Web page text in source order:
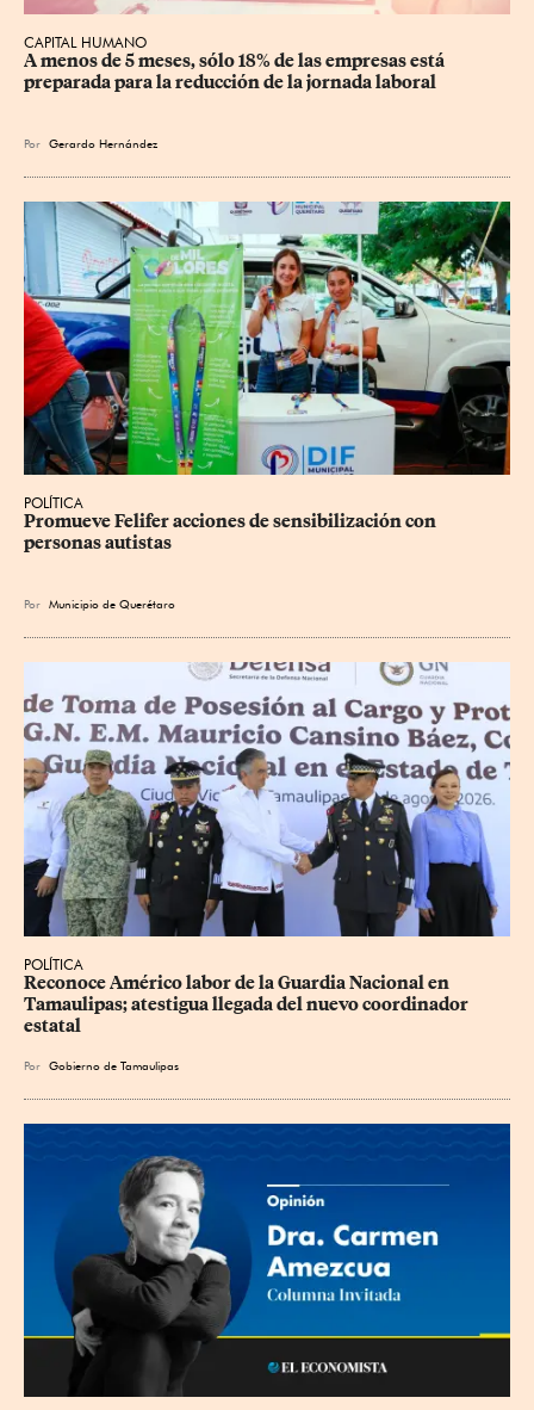
CAPITAL HUMANO
A menos de 5 meses, sólo 18% de las empresas está
preparada para la reducción de la jornada laboral
Por Gerardo Hernández
POLÍTICA
Promueve Felifer acciones de sensibilización con
personas autistas
Por Municipio de Querétaro
POLÍTICA
Reconoce Américo labor de la Guardia Nacional en
Tamaulipas; atestigua llegada del nuevo coordinador
estatal
Por Gobierno de Tamaulipas